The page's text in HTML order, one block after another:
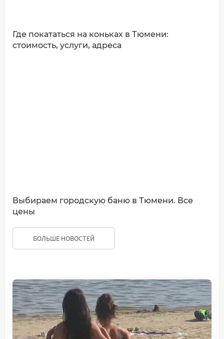
Где покататься на коньках в Тюмени:
стоимость, услуги, адреса
Выбираем городскую баню в Тюмени. Все
цены
БОЛЬШЕ НОВОСТЕЙ